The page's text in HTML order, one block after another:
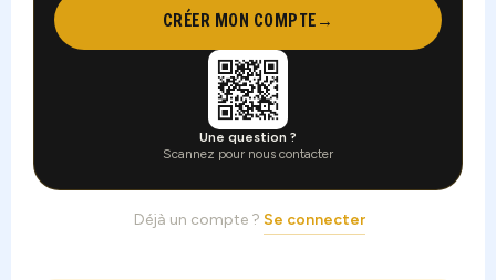
CRÉER MON COMPTE →
Une question ?
Scannez pour nous contacter
Déjà un compte ? Se connecter